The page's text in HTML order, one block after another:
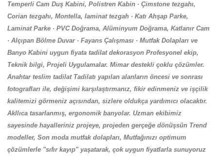
Temperli Cam Duş Kabini, Polistren Kabin · Çimstone tezgahı,
Corian tezgahı, Montella, laminat tezgah · Katı Ahşap Parke,
Laminat Parke · PVC Doğrama, Alüminyum Doğrama, Katlanır Cam
· Alçıpan Bölme Duvar · Fayans Çalışması · Mutfak Dolapları ve
Banyo Kabini uygun fiyata tadilat dekorasyon Profesyonel ekip,
Teknik bilgi, Projeli Uygulamalar. Mimar destekli çoklu çözümler.
Anahtar teslim tadilat Tadilatı yapılan alanların öncesi ve sonrası
fotografları ile, değişimi karşılaştırmanız, fikir edinmeniz ve işçilik
kalitemizi görmeniz açısından, sizlere oldukça yardımıcı olacaktır.
Akllıca tasarlanmış, ergonomik banyolar. Uzman ekibimiz
sayesinde hayalleriniz projeye, projeden gerçeğe dönüşsün Trend
modeller, Son moda mutfak dolapları, Mutfağınızı optimum
çözümlerle "sıfır kayıp" yaşatarak, çok uygun fiyatlarla sunuyoruz